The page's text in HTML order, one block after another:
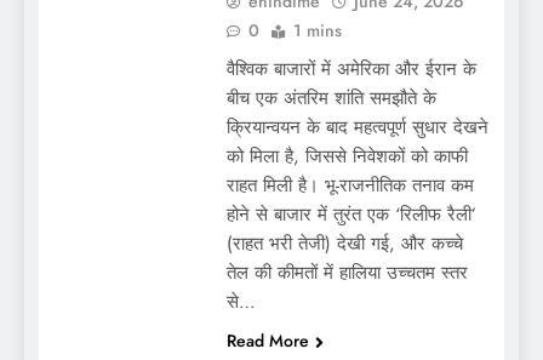
0
1 mins
वैश्विक बाजारों में अमेरिका और ईरान के
बीच एक अंतरिम शांति समझौते के
क्रियान्वयन के बाद महत्वपूर्ण सुधार देखने
को मिला है, जिससे निवेशकों को काफी
राहत मिली है। भू-राजनीतिक तनाव कम
होने से बाजार में तुरंत एक ‘रिलीफ रैली’
(राहत भरी तेजी) देखी गई, और कच्चे
तेल की कीमतों में हालिया उच्चतम स्तर
से…
Read More